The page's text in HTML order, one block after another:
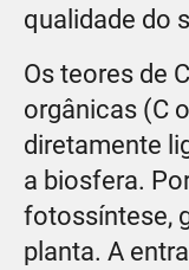
qualidade do
Os teores de
orgânicas (C
diretamente
a biosfera.
fotossíntese,
planta. A